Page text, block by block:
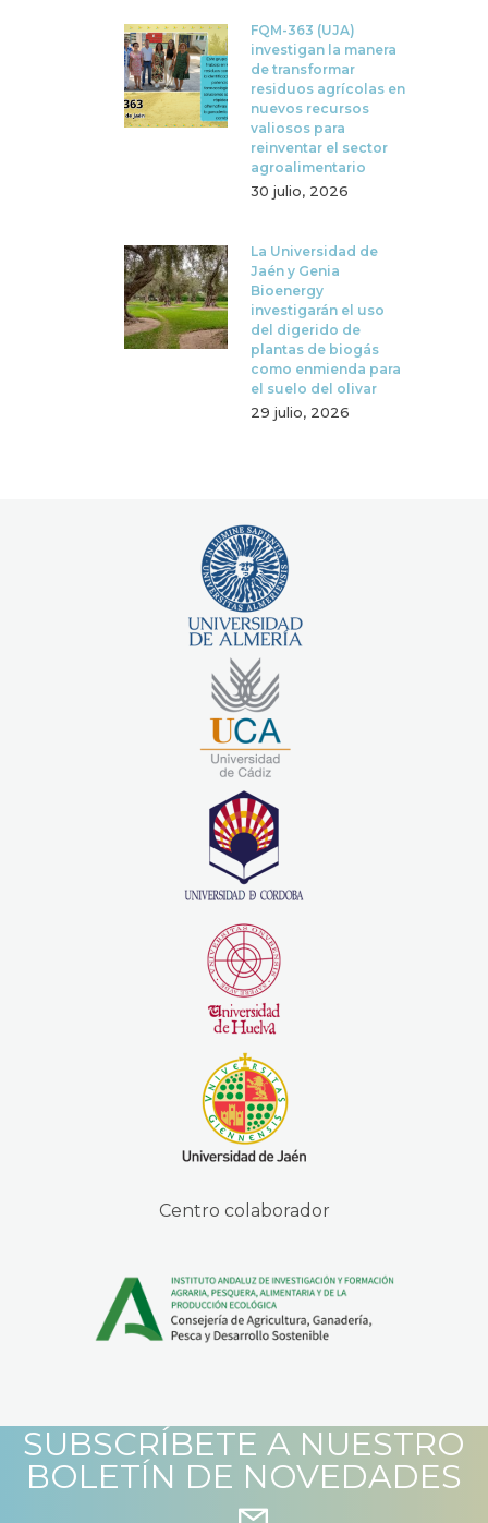
FQM-363 (UJA)
investigan la manera
de transformar
residuos agrícolas en
nuevos recursos
valiosos para
reinventar el sector
agroalimentario
30 julio, 2026
La Universidad de
Jaén y Genia
Bioenergy
investigarán el uso
del digerido de
plantas de biogás
como enmienda para
el suelo del olivar
29 julio, 2026
Centro colaborador
SUBSCRÍBETE A NUESTRO
BOLETÍN DE NOVEDADES